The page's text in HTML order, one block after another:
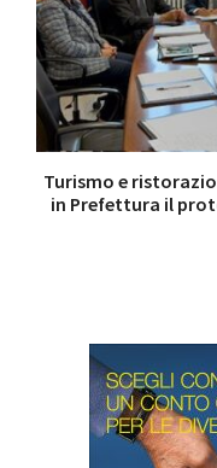
Turismo e
in Prefettura il